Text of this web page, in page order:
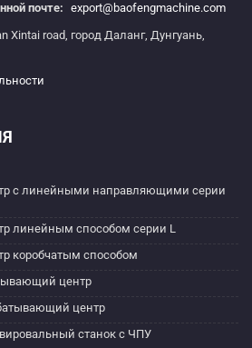
почте: export@baofengmachine.com
Xintai road, город Даланг, Дунгуань,
с линейными направляющими серии
линейным способом серии L
коробчатым способом
центр
центр
станок с ЧПУ